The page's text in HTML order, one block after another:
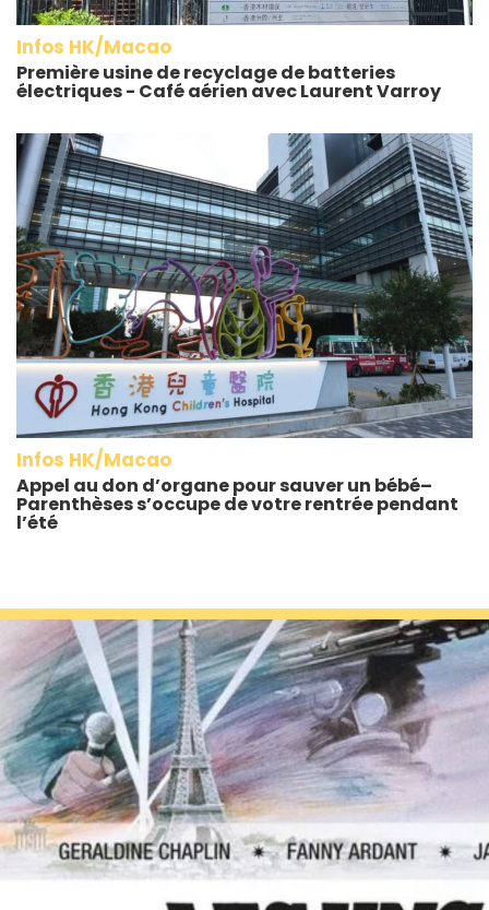
Infos HK/Macao
Première usine de recyclage de batteries
électriques - Café aérien avec Laurent Varroy
Infos HK/Macao
Appel au don d’organe pour sauver un bébé–
Parenthèses s’occupe de votre rentrée pendant
l’été